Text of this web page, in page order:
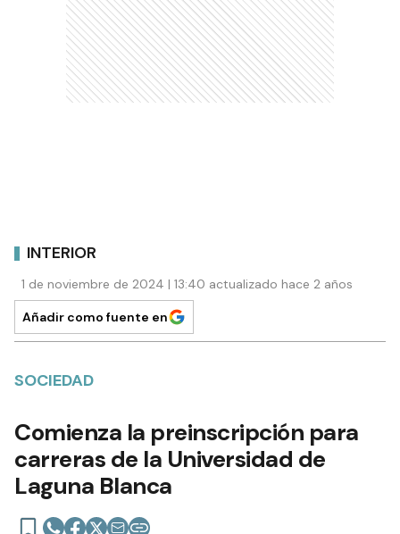
INTERIOR
1 de noviembre de 2024 | 13:40 actualizado hace 2 años
Añadir como fuente en
SOCIEDAD
Comienza la preinscripción para
carreras de la Universidad de
Laguna Blanca